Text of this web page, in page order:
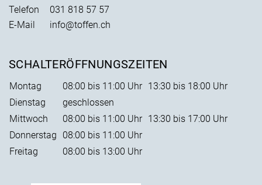
Telefon
031 818 57 57
E-Mail
info@toffen.ch
SCHALTERÖFFNUNGSZEITEN
Montag 08:00 bis 11:00 Uhr 13:30 bis 18:00 Uhr
Dienstag
geschlossen
Mittwoch
08:00 bis 11:00 Uhr 13:30 bis 17:00 Uhr
Donnerstag
08:00 bis 11:00 Uhr
Freitag
08:00 bis 13:00 Uhr